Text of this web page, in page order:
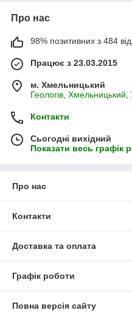
пляжу, сумочок, мережива,
спідниць, для в'язання
Yarnart Tulip дуже
в'язальниці пряжа з
неслухняною, але тих, хто з
легкістю і блиском готового
Про нас
98% позитивних з 484
Працює з 23.03.2015
м. Хмельницький
Геологів, Хмельницький,
Контакти
Сьогодні вихідний
Показати весь графік
Про нас
Контакти
Доставка та оплата
Графік роботи
Повна версія сайту